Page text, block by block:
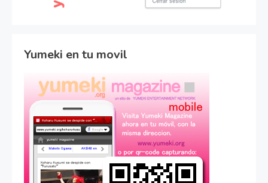
Yumeki en tu movil